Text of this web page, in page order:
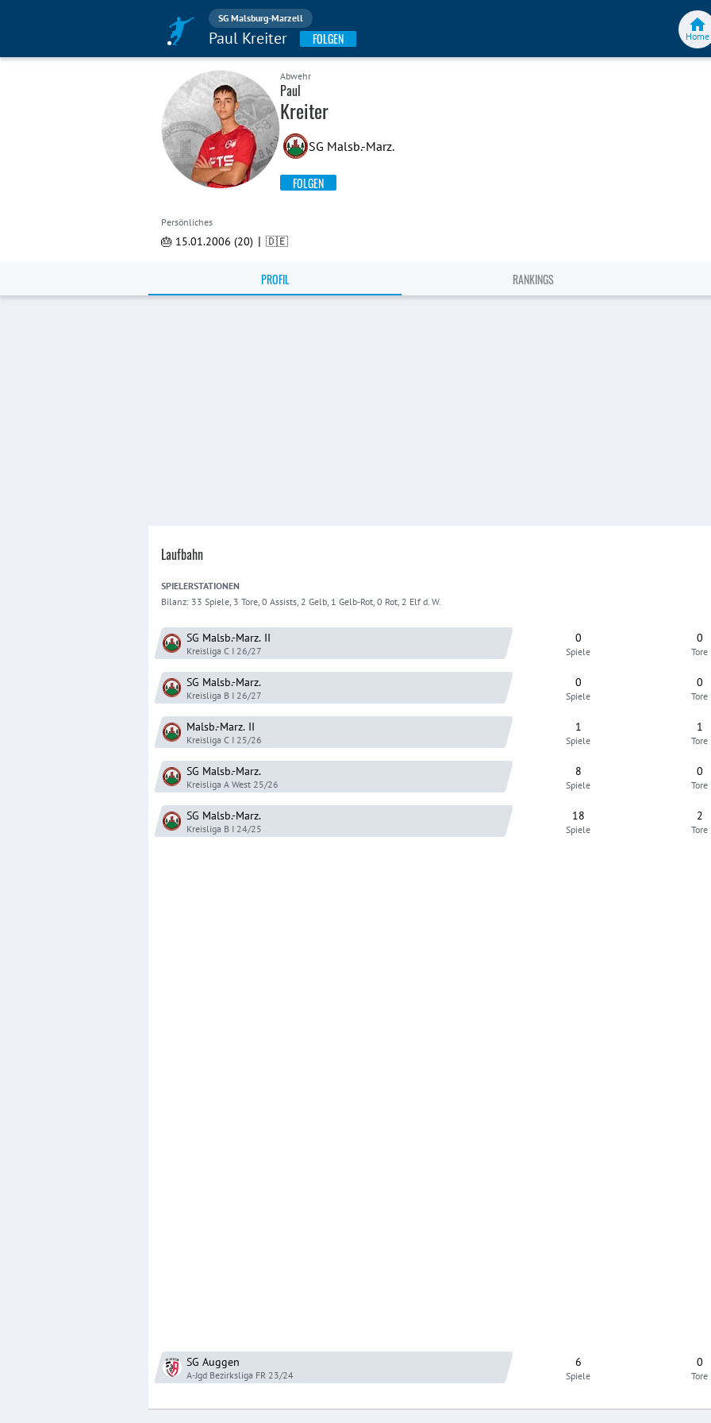
SG Malsburg-Marzell
Paul Kreiter FOLGEN Home
Abwehr
Paul
Kreiter
SG Malsb.-Marz.
FOLGEN
Persönliches
🎂 15.01.2006 (20) | 🇩🇪
PROFIL RANKINGS
Laufbahn
SPIELERSTATIONEN
Bilanz: 33 Spiele, 3 Tore, 0 Assists, 2 Gelb, 1 Gelb-Rot, 0 Rot, 2 Elf d. W.
SG Malsb.-Marz. II
Kreisliga C I 26/27
0
Spiele
0
Tore
SG Malsb.-Marz.
Kreisliga B I 26/27
0
Spiele
0
Tore
Malsb.-Marz. II
Kreisliga C I 25/26
1
Spiele
1
Tore
SG Malsb.-Marz.
Kreisliga A West 25/26
8
Spiele
0
Tore
SG Malsb.-Marz.
Kreisliga B I 24/25
18
Spiele
2
Tore
SG Auggen
A-Jgd Bezirksliga FR 23/24
6
Spiele
0
Tore